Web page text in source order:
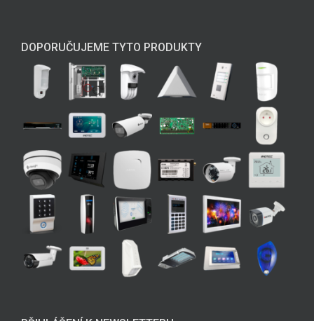
DOPORUČUJEME TYTO PRODUKTY